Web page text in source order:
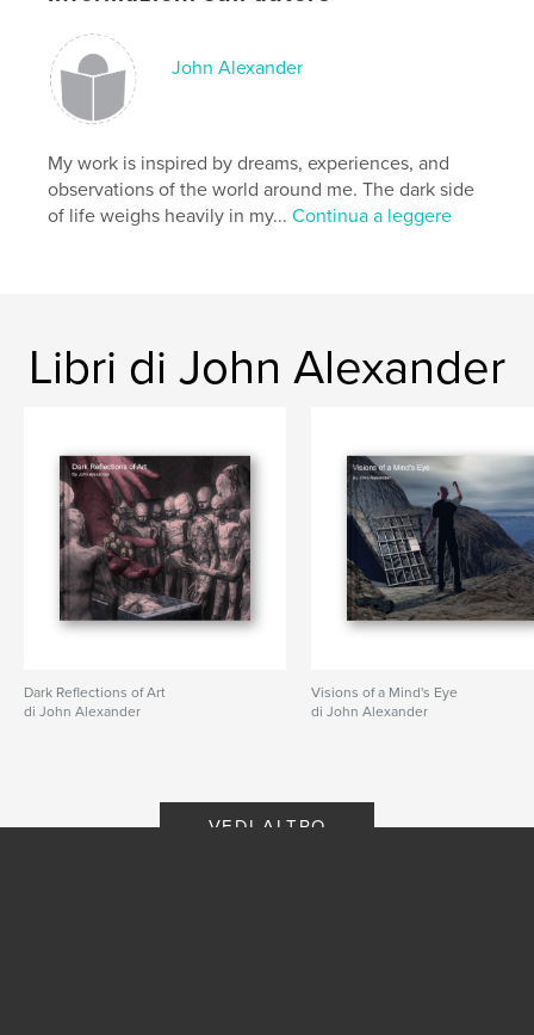
LinguaEnglish
Parole chiave
alcoholism
John Alexander
My work is inspired by dreams, experiences, and
observations of the world around me. The dark side
of life weighs heavily in my...Continua a leggere
Libri di John Alexander
Dark Reflections of Art
di John Alexander
Visions of a Mind's Eye
di John Alexander
VEDI ALTRO